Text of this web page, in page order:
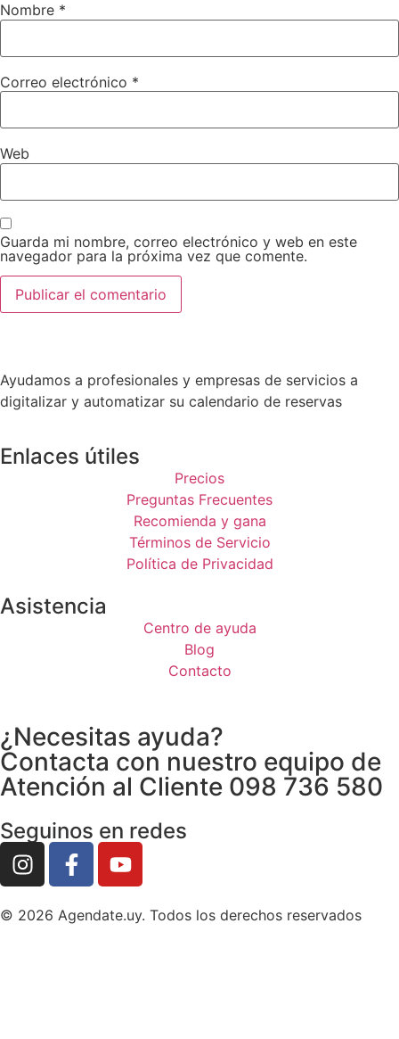
Nombre *
Correo electrónico *
Web
Guarda mi nombre, correo electrónico y web en este
navegador para la próxima vez que comente.
Ayudamos a profesionales y empresas de servicios a
digitalizar y automatizar su calendario de reservas
Enlaces útiles
Precios
Preguntas Frecuentes
Recomienda y gana
Términos de Servicio
Política de Privacidad
Asistencia
Centro de ayuda
Blog
Contacto
¿Necesitas ayuda?
Contacta con nuestro equipo de
Atención al Cliente 098 736 580
Seguinos en redes
© 2026 Agendate.uy. Todos los derechos reservados